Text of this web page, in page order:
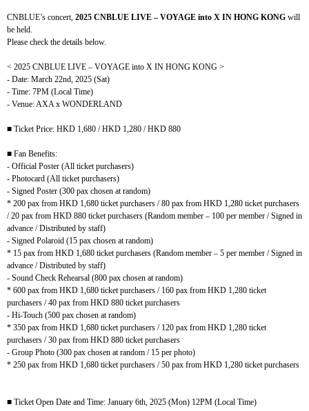
CNBLUE’s concert, 2025 CNBLUE LIVE – VOYAGE into X IN HONG KONG will
be held.
Please check the details below.
< 2025 CNBLUE LIVE – VOYAGE into X IN HONG KONG >
- Date: March 22nd, 2025 (Sat)
- Time: 7PM (Local Time)
- Venue: AXA x WONDERLAND
■ Ticket Price: HKD 1,680 / HKD 1,280 / HKD 880
■ Fan Benefits:
- Official Poster (All ticket purchasers)
- Photocard (All ticket purchasers)
- Signed Poster (300 pax chosen at random)
* 200 pax from HKD 1,680 ticket purchasers / 80 pax from HKD 1,280 ticket purchasers
/ 20 pax from HKD 880 ticket purchasers (Random member – 100 per member / Signed in
advance / Distributed by staff)
- Signed Polaroid (15 pax chosen at random)
* 15 pax from HKD 1,680 ticket purchasers (Random member – 5 per member / Signed in
advance / Distributed by staff)
- Sound Check Rehearsal (800 pax chosen at random)
* 600 pax from HKD 1,680 ticket purchasers / 160 pax from HKD 1,280 ticket
purchasers / 40 pax from HKD 880 ticket purchasers
- Hi-Touch (500 pax chosen at random)
* 350 pax from HKD 1,680 ticket purchasers / 120 pax from HKD 1,280 ticket
purchasers / 30 pax from HKD 880 ticket purchasers
- Group Photo (300 pax chosen at random / 15 per photo)
* 250 pax from HKD 1,680 ticket purchasers / 50 pax from HKD 1,280 ticket purchasers
■ Ticket Open Date and Time: January 6th, 2025 (Mon) 12PM (Local Time)